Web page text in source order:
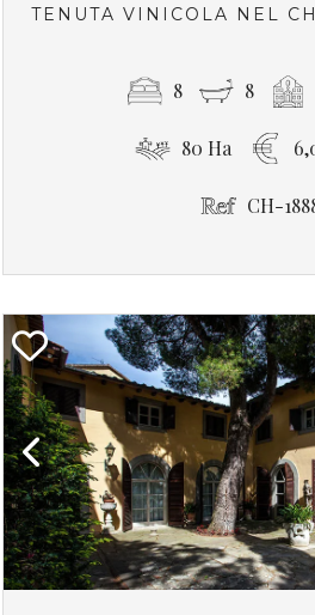
TENUTA VINICOLA NEL
8 8
80 Ha
CH-
Previous